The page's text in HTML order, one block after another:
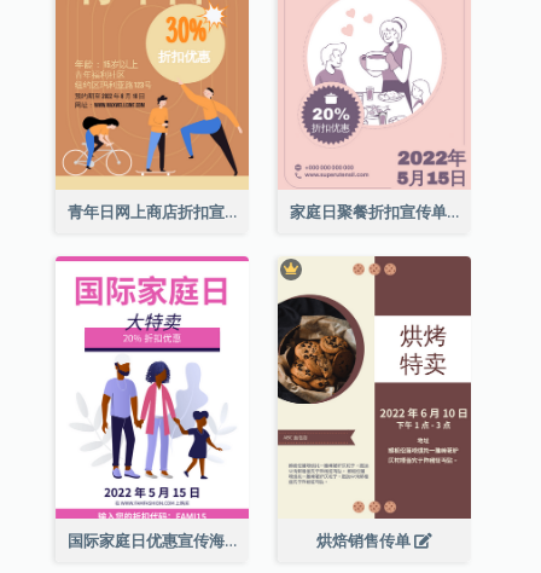
青年日网上商店折扣宣传单张 家庭日聚餐折扣宣传单张
国际家庭日优惠宣传海报 烘焙销售传单